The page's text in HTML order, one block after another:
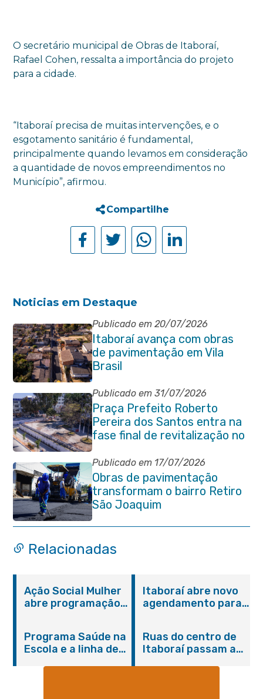
O secretário municipal de Obras de Itaboraí,
Rafael Cohen, ressalta a importância do projeto
para a cidade.
“Itaboraí precisa de muitas intervenções, e o
esgotamento sanitário é fundamental,
principalmente quando levamos em consideração
a quantidade de novos empreendimentos no
Município”, afirmou.
Compartilhe
Noticias em Destaque
Publicado em 20/07/2026
Itaboraí avança com obras
de pavimentação em Vila
Brasil
Publicado em 31/07/2026
Praça Prefeito Roberto
Pereira dos Santos entra na
fase final de revitalização no
Centro de Itaboraí
Publicado em 17/07/2026
Obras de pavimentação
transformam o bairro Retiro
São Joaquim
Relacionadas
Ação Social Mulher
abre programação
serviços gratuitos e
orientações
Itaboraí abre novo
agendamento para
Programa Saúde na
Escola e a linha de
Ruas do centro de
Itaboraí passam a